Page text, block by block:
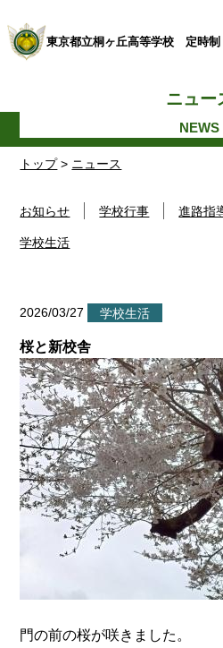
東京都立桐ヶ丘高等学校 定時制
トップ> ニュース
ニュー
お知らせ 学校行事 進路指
学校生活
2026/03/27 学校生活
桜と新校舎
門の前の桜が咲きました。